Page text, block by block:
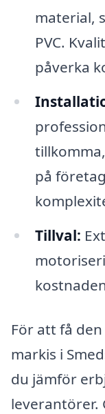
material,
PVC.
påverka
på
Tillval:
För att få
markis i
du jämför
leverantörer.